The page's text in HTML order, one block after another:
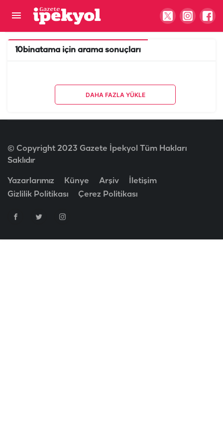
10binatama için arama sonuçları
DAHA FAZLA YÜKLE
© Copyright 2023 Gazete İpekyol Tüm Hakları
Saklıdır
Yazarlarımız Künye Arşiv
İletişim
Gizlilik Politikası
Çerez Politikası